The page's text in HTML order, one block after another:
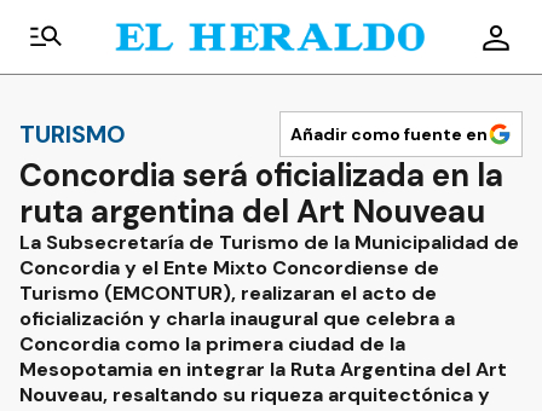
TURISMO Añadir como fuente en
Concordia será oficializada en la
ruta argentina del Art Nouveau
La Subsecretaría de Turismo de la Municipalidad de
Concordia y el Ente Mixto Concordiense de
Turismo (EMCONTUR), realizaran el acto de
oficialización y charla inaugural que celebra a
Concordia como la primera ciudad de la
Mesopotamia en integrar la Ruta Argentina del Art
Nouveau, resaltando su riqueza arquitectónica y